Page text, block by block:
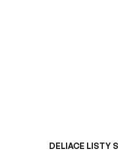
DELIACE LISTY